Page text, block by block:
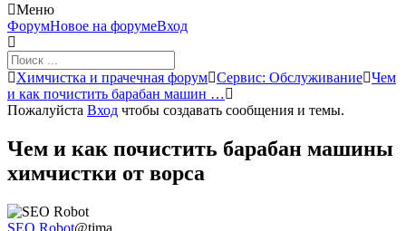
Меню
Навигация
Форума
ФорумНовое на форумеВход
Форум
breadcrumbs
-
здесь:
Химчистка и прачечная форум Сервис: Обслуживание Чем
и как почистить барабан машин …
Пожалуйста Вход чтобы создавать сообщения и темы.
Чем и как почистить барабан машины
химчистки от ворса
SEO Robot@tima